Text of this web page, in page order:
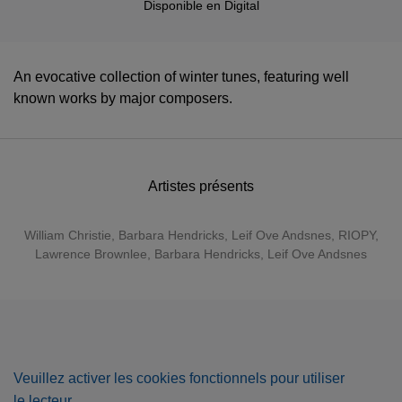
Disponible en Digital
Artistes présents
William Christie Barbara Hendricks, Leif Ove Andsnes, RIOPY,
Lawrence Brownlee , Barbara Hendricks, Leif Ove Andsnes
An evocative collection of winter tunes, featuring well
known works by major composers.
Veuillez activer les cookies fonctionnels pour utiliser